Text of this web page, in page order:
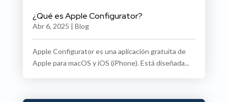
¿Qué es Apple Configurator?
Abr 6, 2025 | Blog
Apple Configurator es una aplicación gratuita de
Apple para macOS y iOS (iPhone). Está diseñada...